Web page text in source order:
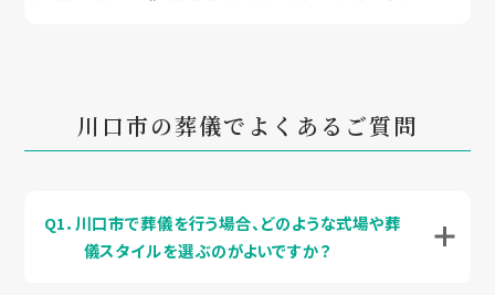
川口市の葬儀でよくあるご質問
Q1．川口市で葬儀を行う場合、どのような式場や葬
儀スタイルを選ぶのがよいですか？